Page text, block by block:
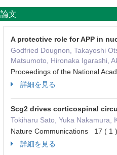
論文
A protective role for APP in
Godfried Dougnon, Takayoshi
Matsumoto, Hironaka Igarashi,
Proceedings of the National
詳細を見る
Scg2 drives corticospinal
Tokiharu Sato, Yuka Nakamura,
Nature Communications 17 ( 1
詳細を見る